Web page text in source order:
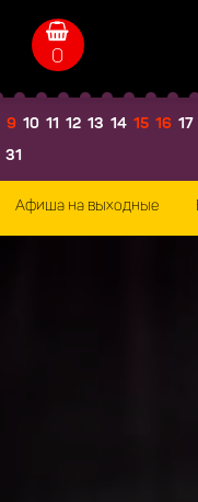
0
9 10 11 12 13 14 15 16 17
31
Афиша на выходные